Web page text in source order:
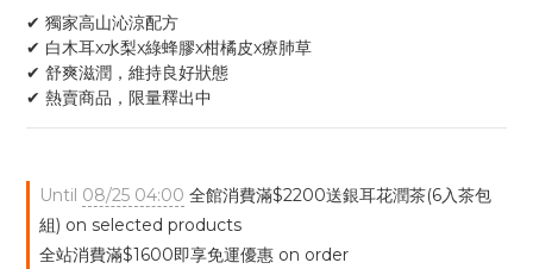
✔ 獨家高山沁涼配方
✔ 白木耳x水梨x綠蜂膠x柑橘皮x療肺草
✔ 舒爽滋潤，維持良好狀態
✔ 熱賣商品，限量釋出中
Until 08/25 04:00 全館消費滿$2200送銀耳花潤茶(6入茶包
組) on selected products
全站消費滿$1600即享免運優惠 on order